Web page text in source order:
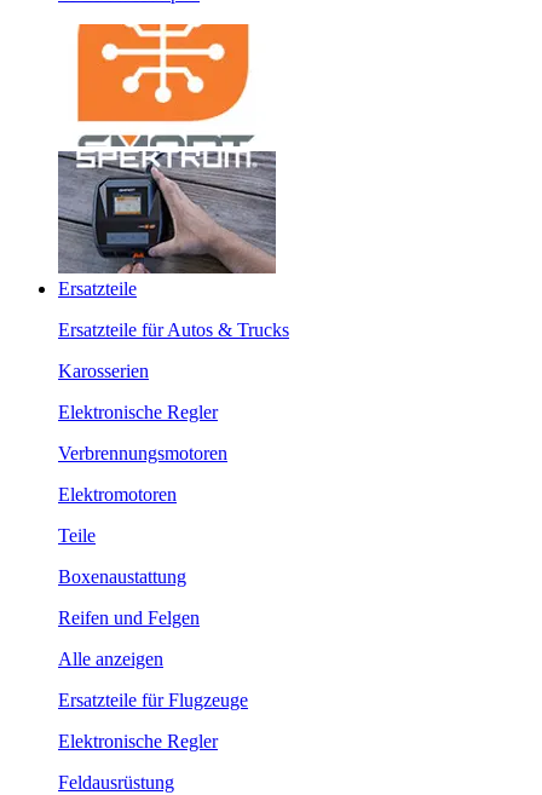
Ersatzteile
Ersatzteile für Autos & Trucks
Karosserien
Elektronische Regler
Verbrennungsmotoren
Elektromotoren
Teile
Boxenaustattung
Reifen und Felgen
Alle anzeigen
Ersatzteile für Flugzeuge
Elektronische Regler
Feldausrüstung